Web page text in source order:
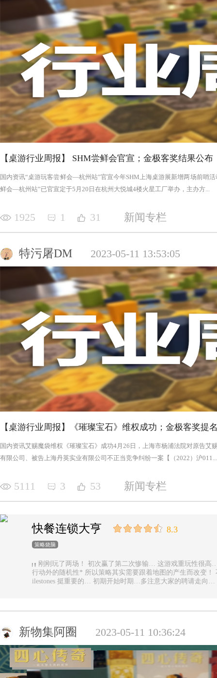
否进入罪恶的回合，鉴于次数有限以及是在英雄之后，这对
雄在场上存活的时间推移，英雄会变得更强，为了不断重创
日记录表，末日记录表上的数字越大，罪恶将会变得愈加难
竭尽全力后，仍要凭着压倒性的力量夷平土地。 与罪恶相对应的，是英雄阵营。每一次游戏，会在众
多英雄中（基础是七个，扩展中还有二十个左右）选择七个
的能力，也各有侧重，这一点的设计使游戏可玩度更高。然
的危机，英雄的每次行动都需要深思熟虑，与队友的配合显
英雄更是需要不断搜寻装备武装自己，然而每一轮的装备数
英雄为了目标浴血奋战，然而行动有限，资源有限，英雄们
战、面对压力的人来说，英雄的阵营将让你沉浸于此。，而
我体验的六局里，只扮演了一次罪恶，大多数作为英雄时，
游戏，不仅仅是挑战，而是它本身加入的运气因素和策略程
实现的艰巨挑战。大家有机会确实值得尝试！
【桌游行业周报】 SHM尝鲜会官宣；金极客奖结果公布
国内资讯“桌游玩客尝鲜会—杭州站”官宣今年SHM上海桌游展新增两场前哨
鲜会—杭州站”已官宣定于5月20日在杭州大悦城4楼火星工厂举办，主办方...
1925 1 31 新闻专栏
特污屠DM 2023-05-11 13:53:05
【桌游行业周报】《璀璨宝石》维权成功；金极客奖提
国内资讯艾赐魔袋维权《璀璨宝石》成功4月26日，上海市杨浦法院对原告艾
有限公司、被告上海丹英实业有限公司不正当竞争纠纷一案【（2022）沪011...
5111 3 53 新闻专栏
快餐连锁大亨 8.3
策略烧脑
刚刚玩了两场！ 初次赢了第二次惨输… 这游戏重玩性很高… 主要是唯一的随机性是地图… 除了玩家
行动外的随机性* 所以策略其实需要跟着地图的产生而改变！ 不能一直使用一样的科技书！ 然后记得m
ilestones 挺重要的… 初期开始时期…多注意大家的聘请走向
新物集阿圈 2023-05-11 10:36:24